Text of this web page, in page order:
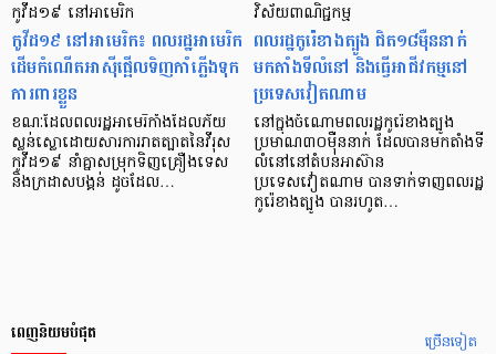
កូវីដ១៩ នៅអាមេរិក
កូវីដ១៩ នៅអាមេរិក៖ ពលរដ្ឋអាមេរិក​
ដើម​កំណើត​អាស៊ី​ផ្អើល​ទិញ​កាំភ្លើង​ទុក​
ការពារ​ខ្លួន
ខណៈដែល​ពលរដ្ឋ​អាមេរិកាំង​ដែលភ័យ​
ស្លន់ស្លោ​ដោយសារ​ការរាតត្បាត​នៃ​វីរុស​
កូវីដ​១៩ នាំ​គ្នា​សម្រុក​ទិញ​គ្រឿង​ទេស​
និងក្រដាស​បង្គន់​ ដូចដែល…
វិស័យពាណិជ្ជកម្ម
ពលរដ្ឋកូរ៉េខាងត្បូង ជិត១៨ម៉ឺននាក់
មកតាំងទីលំនៅ និងធ្វើអាជីវកម្មនៅ
ប្រទេសវៀតណាម
នៅក្នុងចំណោមពលរដ្ឋកូរ៉េខាងត្បូង
ប្រមាណ៣០ម៉ឺននាក់ ដែលបានមកតាំងទី
លំនៅនៅតំបន់អាស៊ាន
ប្រទេសវៀតណាម បានទាក់ទាញពលរដ្ឋ
កូរ៉េខាងត្បូង បានរហូត…
ច្រើនទៀត
ពេញនិយមបំផុត